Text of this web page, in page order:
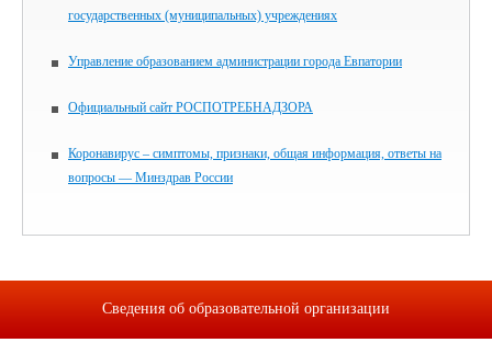
государственных (муниципальных) учреждениях
Управление образованием администрации города Евпатории
Официальный сайт РОСПОТРЕБНАДЗОРА
Коронавирус – симптомы, признаки, общая информация, ответы на
вопросы — Минздрав России
Сведения об образовательной организации